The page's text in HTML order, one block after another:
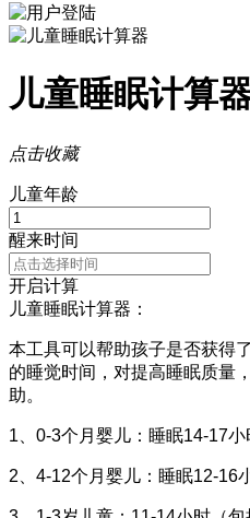
儿童睡眠计算
点击收藏
儿童年龄
醒来时间
开启计算
儿童睡眠计算器：
本工具可以帮助孩子是否获得
的睡觉时间，对提高睡眠质量
助。
1、0-3个月婴儿：睡眠14-17小
2、4-12个月婴儿：睡眠12-16